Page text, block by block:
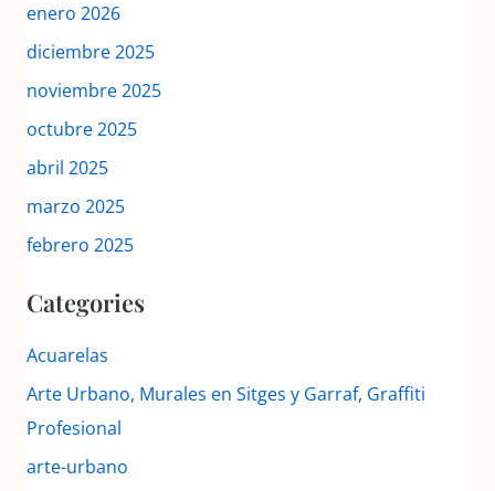
enero 2026
diciembre 2025
noviembre 2025
octubre 2025
abril 2025
marzo 2025
febrero 2025
Categories
Acuarelas
Arte Urbano, Murales en Sitges y Garraf, Graffiti
Profesional
arte-urbano